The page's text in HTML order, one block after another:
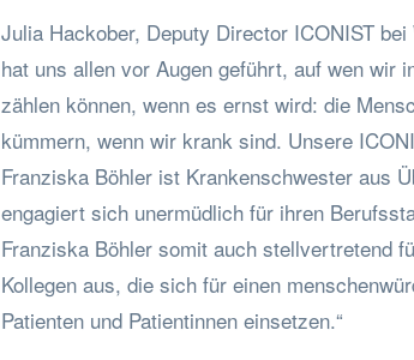
Julia Hackober, Deputy Director ICONIST bei
hat uns allen vor Augen geführt, auf wen wir
zählen können, wenn es ernst wird: die
kümmern, wenn wir krank sind. Unsere
Franziska Böhler ist Krankenschwester aus
engagiert sich unermüdlich für ihren
Franziska Böhler somit auch stellvertretend
Kollegen aus, die sich für einen
Patienten und Patientinnen einsetzen.“